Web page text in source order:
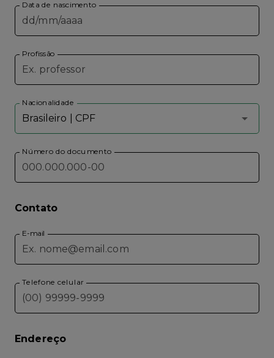
Data de nascimento
Profissão
Nacionalidade
Brasileiro | CPF
Número do documento
Contato
E-mail
Telefone celular
Endereço